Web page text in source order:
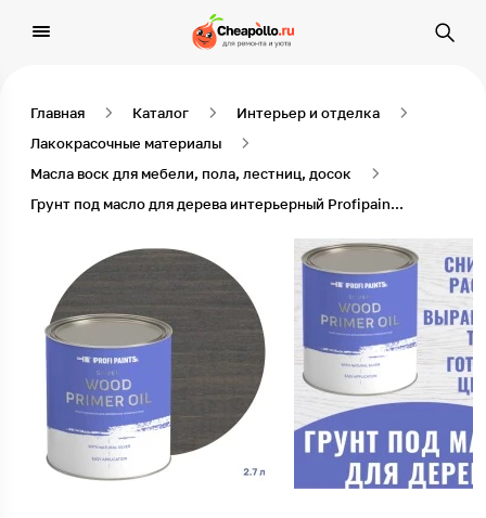
Главная Каталог
Интерьер и отделка
Лакокрасочные материалы
Масла воск для мебели, пола, лестниц, досок
Грунт под масло для дерева интерьерный Profipaints Silver Wood Primer Oil 2.7л, Серо-синий